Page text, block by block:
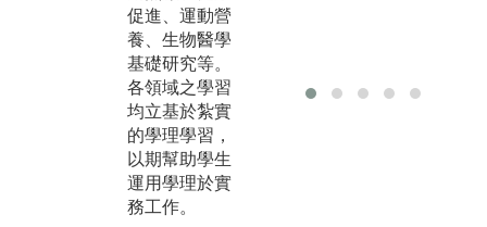
促進、運動營
養、生物醫學
基礎研究等。
各領域之學習
均立基於紮實
的學理學習，
以期幫助學生
運用學理於實
務工作。
致用。